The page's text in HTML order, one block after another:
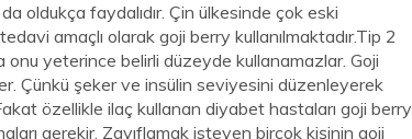
oldukça faydalıdır. Çin ülkesinde çok eski
amaçlı olarak goji berry kullanılmaktadır.Tip 2
yeterince belirli düzeyde kullanamazlar. Goji
Çünkü şeker ve insülin seviyesini düzenleyerek
özellikle ilaç kullanan diyabet hastaları goji berry
gerekir. Zayıflamak isteyen birçok kişinin goji